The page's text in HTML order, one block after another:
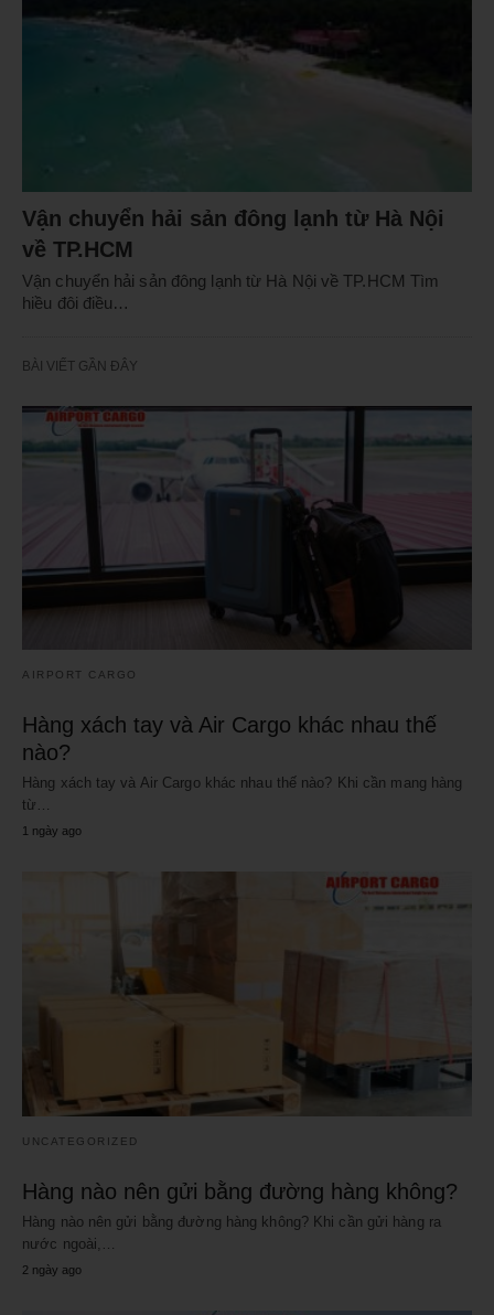
Vận chuyển hải sản đông lạnh từ Hà Nội
về TP.HCM
Vận chuyển hải sản đông lạnh từ Hà Nội về TP.HCM Tìm
hiều đôi điều…
BÀI VIẾT GẦN ĐÂY
AIRPORT CARGO
Hàng xách tay và Air Cargo khác nhau thế
nào?
Hàng xách tay và Air Cargo khác nhau thế nào? Khi cần mang hàng
từ…
1 ngày ago
UNCATEGORIZED
Hàng nào nên gửi bằng đường hàng không?
Hàng nào nên gửi bằng đường hàng không? Khi cần gửi hàng ra
nước ngoài,…
2 ngày ago